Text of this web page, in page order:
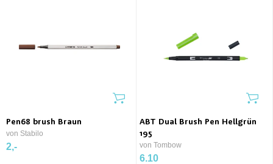
Pen68 brush Braun
von Stabilo
2,-
ABT Dual Brush Pen Hellgrün
195
von Tombow
6.10